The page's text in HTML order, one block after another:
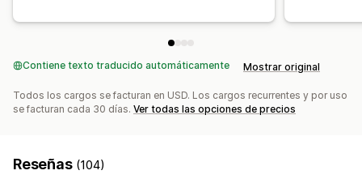
Descuentos por niveles Recomendaciones de IA
Procesamiento prioritario
Prueba A/B Tasas de clics Tasas de conversión
Contiene texto traducido automáticamente Mostrar original
Todos los cargos se facturan en USD. Los cargos recurrentes y por uso
se facturan cada 30 días. Ver todas las opciones de precios
Reseñas (104)